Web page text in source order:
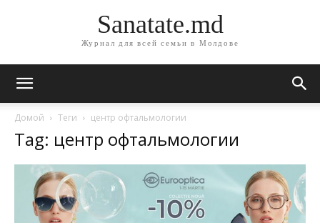
Sanatate.md
Журнал для всей семьи в Молдове
Домой Теги центр офтальмологии
Tag: центр офтальмологии